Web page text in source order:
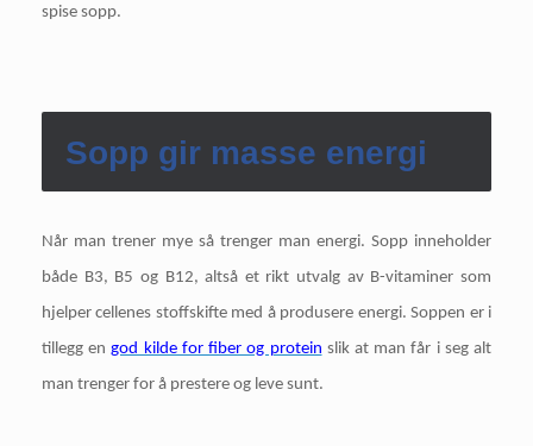
spise sopp.
Sopp gir masse energi
Når man trener mye så trenger man energi. Sopp inneholder
både B3, B5 og B12, altså et rikt utvalg av B-vitaminer som
hjelper cellenes stoffskifte med å produsere energi. Soppen er i
tillegg engod kilde for fiber og protein slik at man får i seg alt
man trenger for å prestere og leve sunt.